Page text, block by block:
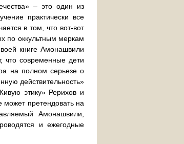
– это один из
практически все
в том, что вот-вот
по оккультным меркам
книге Амонашвили
что современные дети
на полном серьезе о
действительность»
этику» Рерихов и
может претендовать на
Амонашвили,
и ежегодные